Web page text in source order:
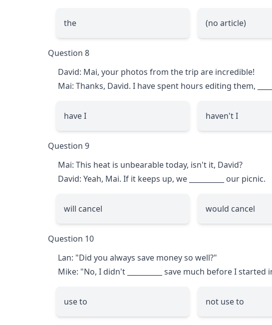
the (no article)
Question 8
David: Mai, your photos from the trip are incredible!
Mai: Thanks, David. I have spent hours editing them,
have I haven't I
Question 9
Mai: This heat is unbearable today, isn't it, David?
David: Yeah, Mai. If it keeps up, we
our picnic.
will cancel would cancel
Question 10
Lan: "Did you always save money so well?"
Mike: "No, I didn't
save much before I started
use to not use to